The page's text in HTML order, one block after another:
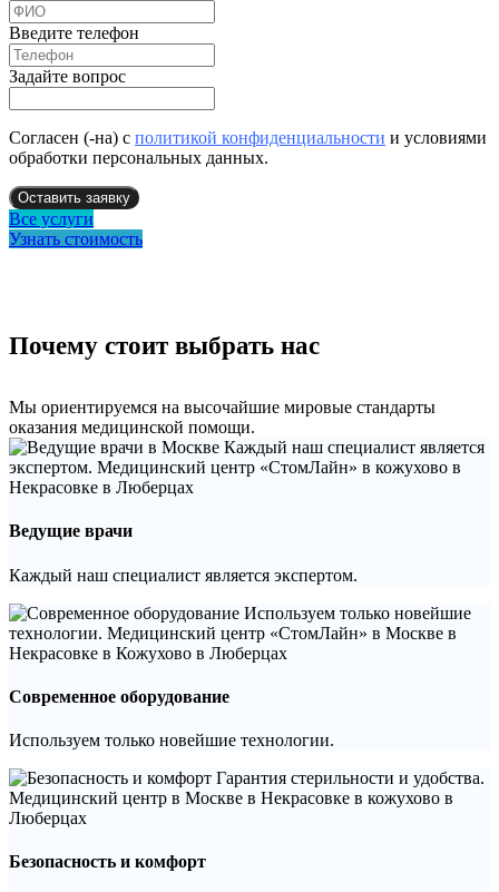
Введите телефон
Задайте вопрос
Согласен (-на) с политикой конфиденциальности и условиями
обработки персональных данных.
Оставить заявку
Все услуги
Узнать стоимость
Почему стоит выбрать нас
Мы ориентируемся на высочайшие мировые стандарты
оказания медицинской помощи.
Ведущие врачи
Каждый наш специалист является экспертом.
Современное оборудование
Используем только новейшие технологии.
Безопасность и комфорт